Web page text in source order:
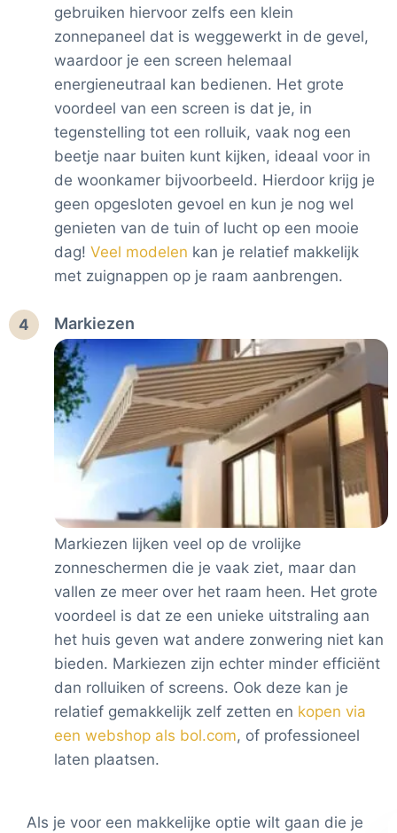
gebruiken hiervoor zelfs een klein
zonnepaneel dat is weggewerkt in de gevel,
waardoor je een screen helemaal
energieneutraal kan bedienen. Het grote
voordeel van een screen is dat je, in
tegenstelling tot een rolluik, vaak nog een
beetje naar buiten kunt kijken, ideaal voor in
de woonkamer bijvoorbeeld. Hierdoor krijg je
geen opgesloten gevoel en kun je nog wel
genieten van de tuin of lucht op een mooie
dag! Veel modelen kan je relatief makkelijk
met zuignappen op je raam aanbrengen.
4 Markiezen
Markiezen lijken veel op de vrolijke
zonneschermen die je vaak ziet, maar dan
vallen ze meer over het raam heen. Het grote
voordeel is dat ze een unieke uitstraling aan
het huis geven wat andere zonwering niet kan
bieden. Markiezen zijn echter minder efficiënt
dan rolluiken of screens. Ook deze kan je
relatief gemakkelijk zelf zetten en kopen via
een webshop als bol.com, of professioneel
laten plaatsen.
Als je voor een makkelijke optie wilt gaan die je